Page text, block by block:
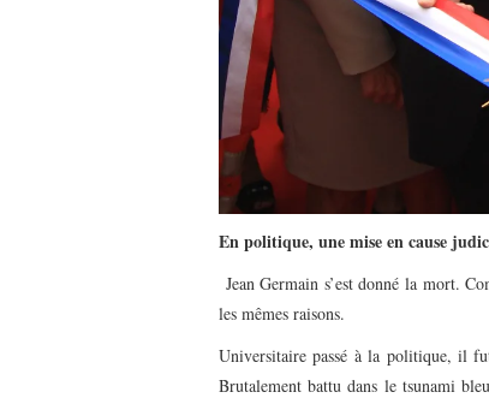
En politique, une mise en cause
Jean Germain s’est donné la mort.
les mêmes raisons.
Universitaire passé à la politique, il
Brutalement battu dans le tsunami